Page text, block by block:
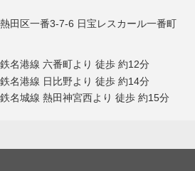
田区一番3-7-6 日宝レスカール一番町
名港線 六番町より 徒歩 約12分
名港線 日比野より 徒歩 約14分
名城線 熱田神宮西より 徒歩 約15分